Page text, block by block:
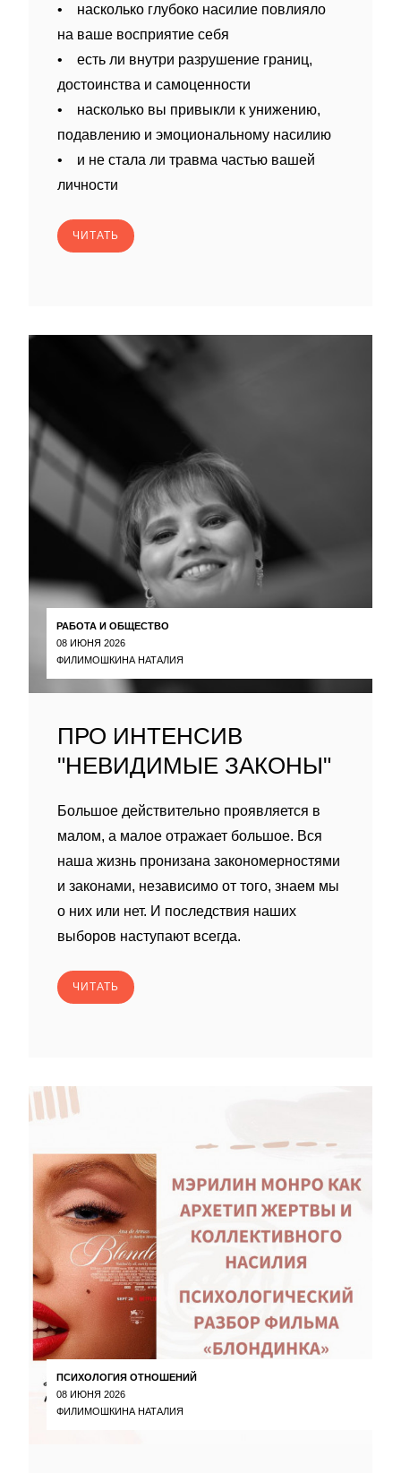
• насколько глубоко насилие повлияло
на ваше восприятие себя
• есть ли внутри разрушение границ,
достоинства и самоценности
• насколько вы привыкли к унижению,
подавлению и эмоциональному насилию
• и не стала ли травма частью вашей
личности
ЧИТАТЬ
РАБОТА И ОБЩЕСТВО
08 ИЮНЯ 2026
ФИЛИМОШКИНА НАТАЛИЯ
ПРО ИНТЕНСИВ
"НЕВИДИМЫЕ ЗАКОНЫ"
Большое действительно проявляется в
малом, а малое отражает большое. Вся
наша жизнь пронизана закономерностями
и законами, независимо от того, знаем мы
о них или нет. И последствия наших
выборов наступают всегда.
ЧИТАТЬ
ПСИХОЛОГИЯ ОТНОШЕНИЙ
08 ИЮНЯ 2026
ФИЛИМОШКИНА НАТАЛИЯ